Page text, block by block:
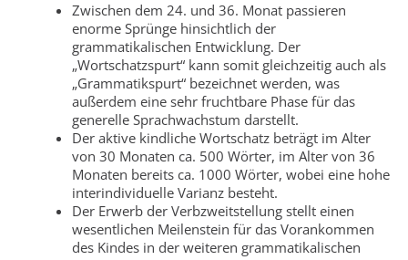
Zwischen dem 24. und 36. Monat passieren
enorme Sprünge hinsichtlich der
grammatikalischen Entwicklung. Der
„Wortschatzspurt“ kann somit gleichzeitig auch als
„Grammatikspurt“ bezeichnet werden, was
außerdem eine sehr fruchtbare Phase für das
generelle Sprachwachstum darstellt.
Der aktive kindliche Wortschatz beträgt im Alter
von 30 Monaten ca. 500 Wörter, im Alter von 36
Monaten bereits ca. 1000 Wörter, wobei eine hohe
interindividuelle Varianz besteht.
Der Erwerb der Verbzweitstellung stellt einen
wesentlichen Meilenstein für das Vorankommen
des Kindes in der weiteren grammatikalischen